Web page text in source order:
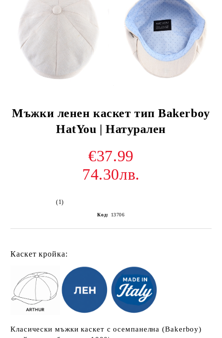
Мъжки ленен каскет тип Bakerboy
HatYou | Натурален
€37.99
74.30лв.
(1)
Код: 13706
Каскет кройка:
Класически мъжки каскет с осемпанелна (Bakerboy)